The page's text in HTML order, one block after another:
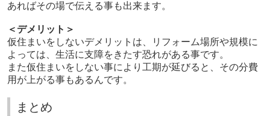
あればその場で伝える事も出来ます。
＜デメリット＞
仮住まいをしないデメリットは、リフォーム場所や規模に
よっては、生活に支障をきたす恐れがある事です。
また仮住まいをしない事により工期が延びると、その分費
用が上がる事もあるんです。
まとめ